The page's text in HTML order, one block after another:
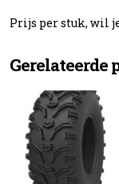
Prijs per stuk, wil
Gerelateerde